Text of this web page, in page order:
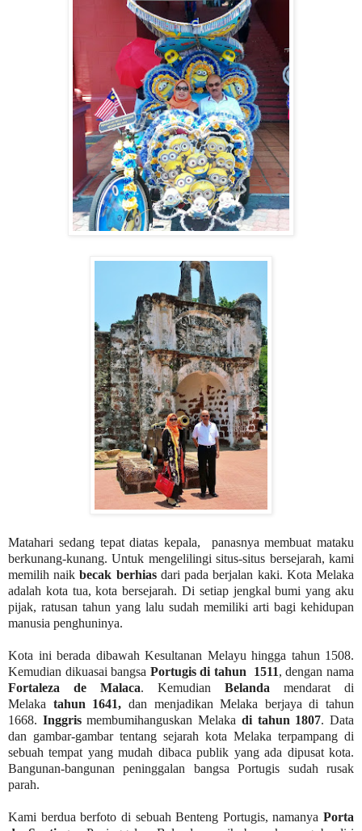
Matahari sedang tepat diatas kepala,
panasnya membuat mataku
berkunang-kunang. Untuk mengelilingi situs-situs bersejarah, kami
memilih naikbecak berhias dari pada berjalan kaki. Kota Melaka
adalah kota tua, kota bersejarah. Di setiap jengkal bumi yang aku
pijak, ratusan tahun yang lalu sudah memiliki arti bagi kehidupan
manusia penghuninya.
Kota ini berada dibawah Kesultanan Melayu hingga tahun 1508.
Kemudian dikuasai bangsa Portugis di tahun 1511, dengan nama
Fortaleza de Malaca. Kemudian Belanda mendarat di
Melaka tahun 1641, dan menjadikan Melaka berjaya di tahun
1668. Inggrismembumihanguskan Melaka di tahun 1807. Data
dan gambar-gambar tentang sejarah kota Melaka terpampang di
sebuah tempat yang mudah dibaca publik yang ada dipusat kota.
Bangunan-bangunan peninggalan bangsa Portugis sudah rusak
parah.
Kami berdua berfoto di sebuah Benteng Portugis, namanya Porta